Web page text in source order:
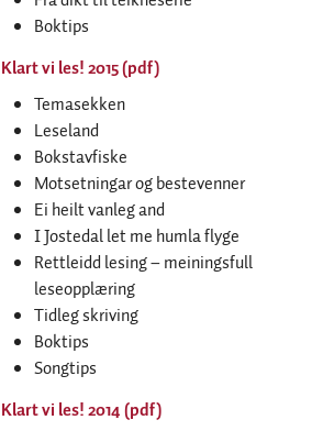
Boktips
Klart vi les! 2015 (pdf)
Temasekken
Leseland
Bokstavfiske
Motsetningar og bestevenner
Ei heilt vanleg and
I Jostedal let me humla flyge
Rettleidd lesing – meiningsfull
leseopplæring
Tidleg skriving
Boktips
Songtips
Klart vi les! 2014 (pdf)